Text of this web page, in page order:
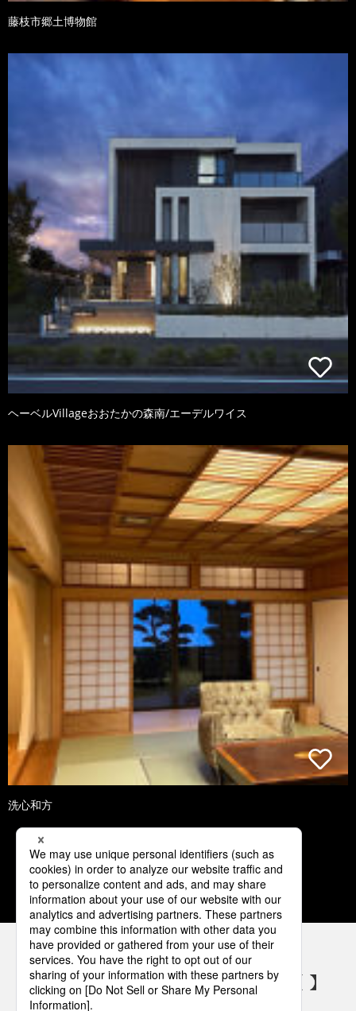
藤枝市郷土博物館
ヘーベルVillageおおたかの森南/エーデルワイス
洗心和方
1 2 3 4 5
パナソニックの電気設備 SNSアカウント